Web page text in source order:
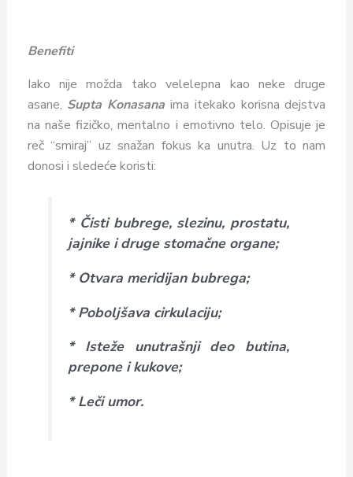
Benefiti
Iako nije možda tako velelepna kao neke druge
asane, Supta Konasana ima itekako korisna dejstva
na naše fizičko, mentalno i emotivno telo. Opisuje je
reč “smiraj” uz snažan fokus ka unutra. Uz to nam
donosi i sledeće koristi:
* Čisti bubrege, slezinu, prostatu,
jajnike i druge stomačne organe;
* Otvara meridijan bubrega;
*Poboljšava cirkulaciju;
* Isteže unutrašnji deo butina,
prepone i kukove;
*Leči umor.